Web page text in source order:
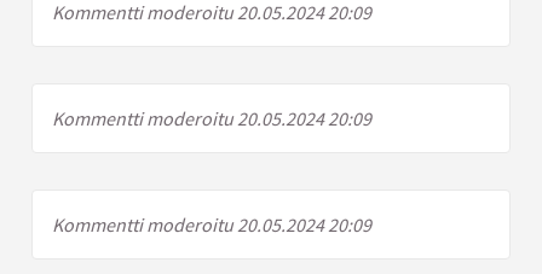
Kommentti moderoitu 20.05.2024 20:09
Kommentti moderoitu 20.05.2024 20:09
Kommentti moderoitu 20.05.2024 20:09